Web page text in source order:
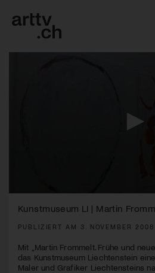
seconds
12
seconds
Kunstmuseum LI | Martin
PUBLIZIERT AM 3. NOVEMBER 2008
Mit „Martin Frommelt. Frühe und
das Kunstmuseum Liechtenstein
Maler und Grafiker Liechtensteins
Mach mit: «Be Part of the Art»!
Engagiere dich als
Mit deiner Mitgliedschaft erhältst du
diversen Kulturevents.